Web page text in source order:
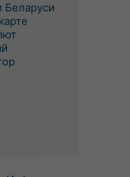
Беларуси